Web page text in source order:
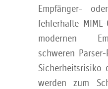
Empfänger-
fehlerhafte
modernen
schweren
Sicherheitsrisiko
werden zum